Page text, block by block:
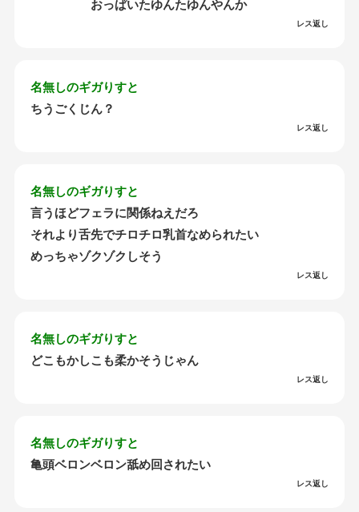
おっぱいたゆんたゆんやんか
レス返し
名無しのギガりすと
ちうごくじん？
レス返し
名無しのギガりすと
言うほどフェラに関係ねえだろ
それより舌先でチロチロ乳首なめられたい
めっちゃゾクゾクしそう
レス返し
名無しのギガりすと
どこもかしこも柔かそうじゃん
レス返し
名無しのギガりすと
亀頭ベロンベロン舐め回されたい
レス返し